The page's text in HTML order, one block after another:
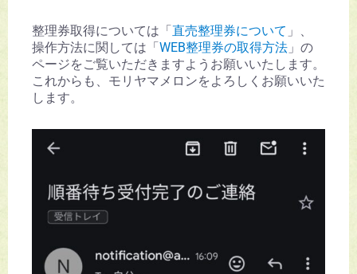
整理券取得については「直売整理券について 」、
操作方法に関しては「WEB整理券の取得方法 」の
ページをご覧いただきますようお願いいたします。
これからも、モリヤマメロンをよろしくお願いいた
します。